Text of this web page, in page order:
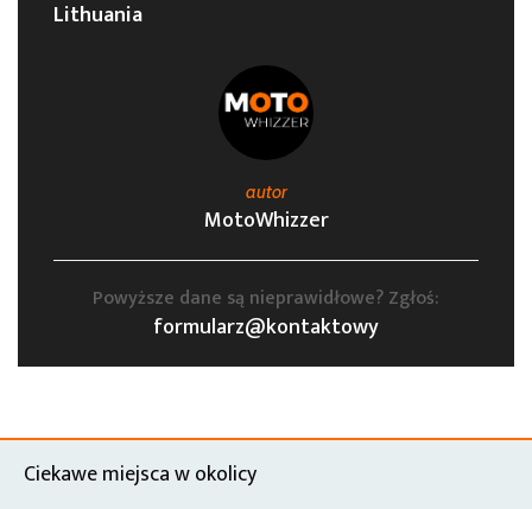
Lithuania
autor
MotoWhizzer
Powyższe dane są nieprawidłowe? Zgłoś:
formularz@kontaktowy
Ciekawe miejsca w okolicy